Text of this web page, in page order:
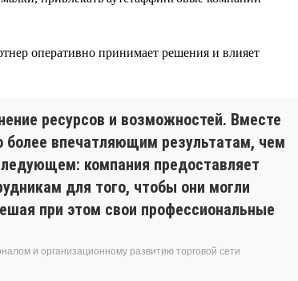
оперативно принимает решения и влияет
ресурсов и возможностей. Вместе
более впечатляющим результатам, чем
компания предоставляет
для того, чтобы они могли
при этом свои профессиональные
и организационному развитию торговой сети